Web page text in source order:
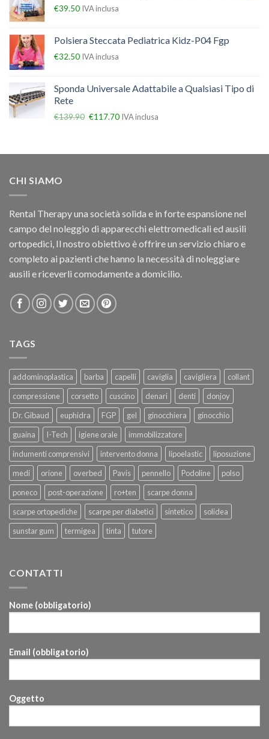
€39.50 IVA inclusa
Polsiera Steccata Pediatrica Kidz-P04 Fgp
€32.50 IVA inclusa
Sponda Universale Adattabile a Qualsiasi Tipo di
Rete
€139.90 €117.70 IVA inclusa
CHI SIAMO
Rental Therapy una società solida e in forte espansione nel
campo del noleggio di apparecchi elettromedicali ed ausili
ortopedici, Il nostro obiettivo è offrire un servizio chiaro e
completo ai pazienti che hanno la necessità di noleggiare
ausili e riceverli comodamente a domicilio.
TAGS
addominoplastica barba capelli caviglia cavigliera
collant
compressione
corsetto cuscino denari denti
donjoy
Dr. Gibaud
euphidra FGP gel ginocchiera
ginocchio
guaina
I-Tech igiene orale
immobilizzatore
indumenti comprensivi
intervento donna lipoelastic
liposuzione
medi
orione overbed Pavis pennello Podoline
polso
poneco
post-operazione ro+ten
scarpe donna
scarpe ortopediche
scarpe per diabetici sintetico
solidea
sunstar gum
termigea tinta tutore
CONTATTI
Nome (obbligatorio)
Email (obbligatorio)
Oggetto